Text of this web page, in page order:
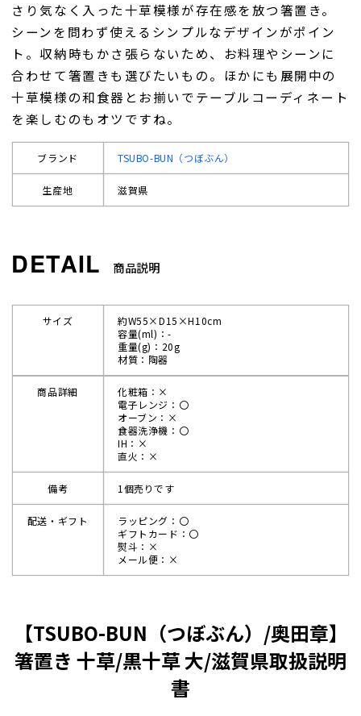
さり気なく入った十草模様が存在感を放つ箸置き。
シーンを問わず使えるシンプルなデザインがポイン
ト。収納時もかさ張らないため、お料理やシーンに
合わせて箸置きも選びたいもの。ほかにも展開中の
十草模様の和食器とお揃いでテーブルコーディネート
を楽しむのもオツですね。
ブランド TSUBO-BUN（つぼぶん）
生産地 滋賀県
商品説明
サイズ
約W55×D15×H10cm
容量(ml)：-
重量(g)：20g
材質：陶器
商品詳細
化粧箱：×
電子レンジ：〇
オーブン：×
食器洗浄機：〇
IH：×
直火：×
備考 1個売りです
配送・ギフト
ラッピング：〇
ギフトカード：〇
熨斗：×
メール便：×
【TSUBO-BUN（つぼぶん）/奥田章】
箸置き 十草/黒十草 大/滋賀県取扱説明
書